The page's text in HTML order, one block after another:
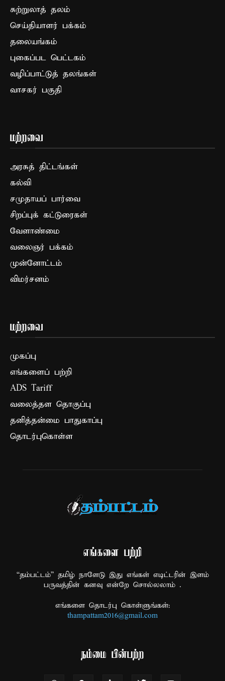
சுற்றுலாத் தலம்
செய்தியாளர் பக்கம்
தலையங்கம்
புகைப்பட பெட்டகம்
வழிப்பாட்டுத் தலங்கள்
வாசகர் பகுதி
மற்றவை
அரசுத் திட்டங்கள்
கல்வி
சமுதாயப் பார்வை
சிறப்புக் கட்டுரைகள்
வேளாண்மை
வலைஞர் பக்கம்
முன்னோட்டம்
விமர்சனம்
மற்றவை
முகப்பு
எங்களைப் பற்றி
ADS Tariff
வலைத்தள தொகுப்பு
தனித்தன்மை பாதுகாப்பு
தொடர்புகொள்ள
எங்களை பற்றி
“தம்பட்டம்” தமிழ் நாளேடு இது எங்கள் எடிட்டரின் இளம்
பருவத்தின் கனவு என்றே சொல்லலாம் .
எங்களை தொடர்பு கொள்ளுங்கள்:
thampattam2016@gmail.com
நம்மை பின்பற்ற